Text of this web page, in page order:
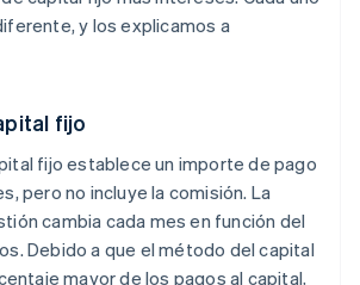
y los explicamos a
fijo
fijo establece un importe de pago
pero no incluye la comisión. La
cambia cada mes en función del
Debido a que el método del capital
mayor de los pagos al capital,